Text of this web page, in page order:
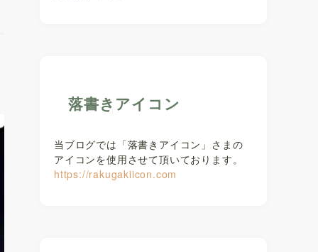
落書きアイコン
当ブログでは「落書きアイコン」さまの
アイコンを使用させて頂いております。
https://rakugakiicon.com